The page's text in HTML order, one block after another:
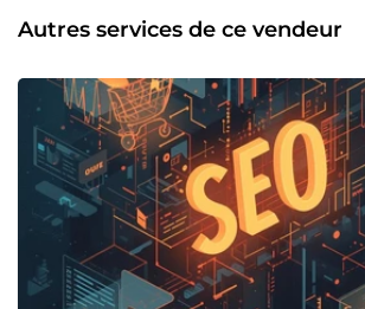
Autres services de ce vendeur